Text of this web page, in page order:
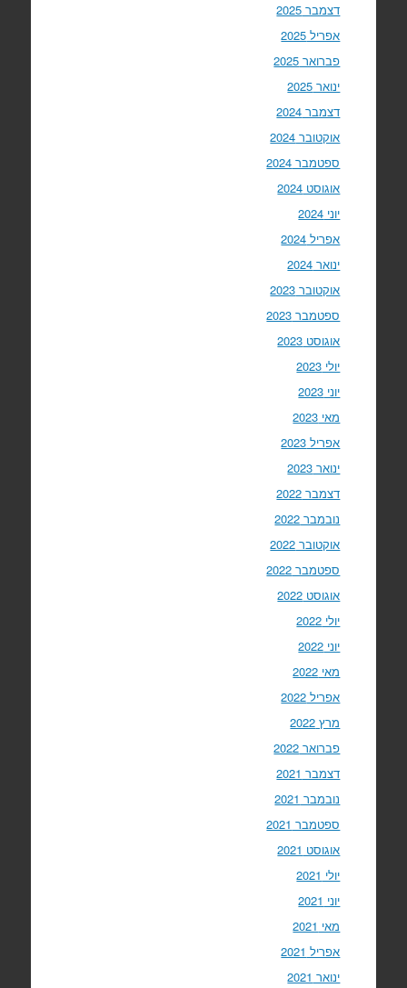
דצמבר 2025
אפריל 2025
פברואר 2025
ינואר 2025
דצמבר 2024
אוקטובר 2024
ספטמבר 2024
אוגוסט 2024
יוני 2024
אפריל 2024
ינואר 2024
אוקטובר 2023
ספטמבר 2023
אוגוסט 2023
יולי 2023
יוני 2023
מאי 2023
אפריל 2023
ינואר 2023
דצמבר 2022
נובמבר 2022
אוקטובר 2022
ספטמבר 2022
אוגוסט 2022
יולי 2022
יוני 2022
מאי 2022
אפריל 2022
מרץ 2022
פברואר 2022
דצמבר 2021
נובמבר 2021
ספטמבר 2021
אוגוסט 2021
יולי 2021
יוני 2021
מאי 2021
אפריל 2021
ינואר 2021